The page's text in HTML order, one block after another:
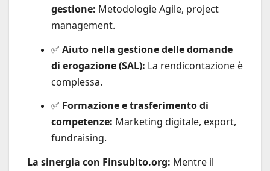
gestione: Metodologie Agile, project
management.
✅ Aiuto nella gestione delle domande
di erogazione (SAL): La rendicontazione è
complessa.
✅ Formazione e trasferimento di
competenze: Marketing digitale, export,
fundraising.
La sinergia con Finsubito.org: Mentre il